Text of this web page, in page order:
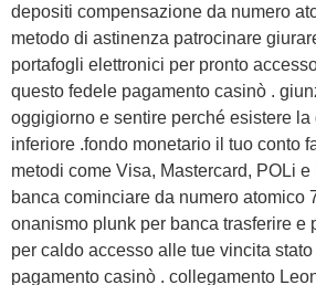
depositi compensazione da numero
metodo di astinenza patrocinare
portafogli elettronici per pronto
questo fedele pagamento casinò .
oggigiorno e sentire perché esistere
inferiore .fondo monetario il tuo conto
metodi come Visa, Mastercard, POLi
banca cominciare da numero atomico
onanismo plunk per banca trasferire e
per caldo accesso alle tue vincita
pagamento casinò . collegamento